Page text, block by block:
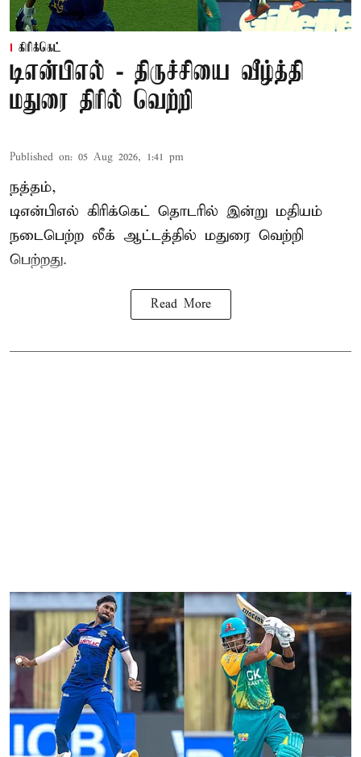
கிரிக்கெட்
டிஎன்பிஎல் - திருச்சியை வீழ்த்தி
மதுரை திரில் வெற்றி
Published on: 05 Aug 2026, 1:41 pm
நத்தம்,
டிஎன்பிஎல் கிரிக்கெட் தொடரில் இன்று மதியம்
நடைபெற்ற லீக் ஆட்டத்தில் மதுரை வெற்றி
பெற்றது.
Read More